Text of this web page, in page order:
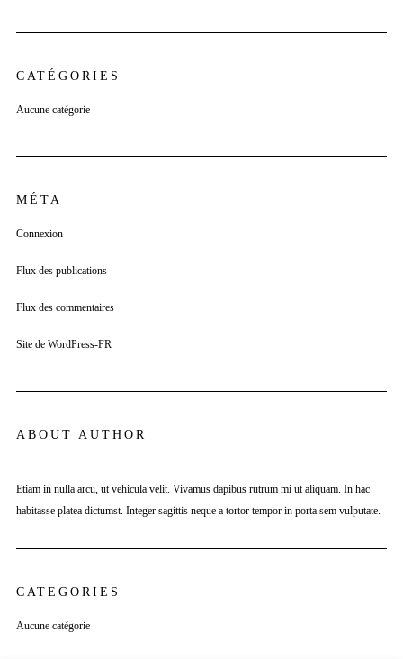
CATÉGORIES
Aucune catégorie
MÉTA
Connexion
Flux des publications
Flux des commentaires
Site de WordPress-FR
ABOUT AUTHOR
Etiam in nulla arcu, ut vehicula velit. Vivamus dapibus rutrum mi ut aliquam. In hac
habitasse platea dictumst. Integer sagittis neque a tortor tempor in porta sem vulputate.
CATEGORIES
Aucune catégorie